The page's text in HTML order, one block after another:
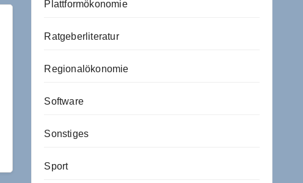
Plattformökonomie
Ratgeberliteratur
Regionalökonomie
Software
Sonstiges
Sport